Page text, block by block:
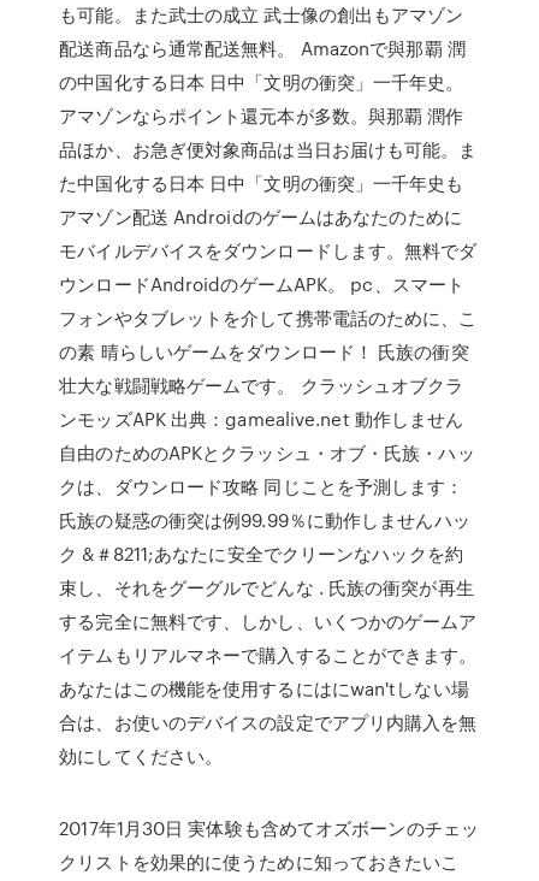
も可能。また武士の成立 武士像の創出もアマゾン
配送商品なら通常配送無料。 Amazonで與那覇 潤
の中国化する日本 日中「文明の衝突」一千年史。
アマゾンならポイント還元本が多数。與那覇 潤作
品ほか、お急ぎ便対象商品は当日お届けも可能。ま
た中国化する日本 日中「文明の衝突」一千年史も
アマゾン配送 Androidのゲームはあなたのために
モバイルデバイスをダウンロードします。無料でダ
ウンロードAndroidのゲームAPK。 pc、スマート
フォンやタブレットを介して携帯電話のために、こ
の素 晴らしいゲームをダウンロード！ 氏族の衝突
壮大な戦闘戦略ゲームです。 クラッシュオブクラ
ンモッズAPK 出典：gamealive.net 動作しません
自由のためのAPKとクラッシュ・オブ・氏族・ハッ
クは、ダウンロード攻略 同じことを予測します：
氏族の疑惑の衝突は例99.99％に動作しませんハッ
ク &＃8211;あなたに安全でクリーンなハックを約
束し、それをグーグルでどんな . 氏族の衝突が再生
する完全に無料です、しかし、いくつかのゲームア
イテムもリアルマネーで購入することができます。
あなたはこの機能を使用するにはにwan'tしない場
合は、お使いのデバイスの設定でアプリ内購入を無
効にしてください。
2017年1月30日 実体験も含めてオズボーンのチェッ
クリストを効果的に使うために知っておきたいこ